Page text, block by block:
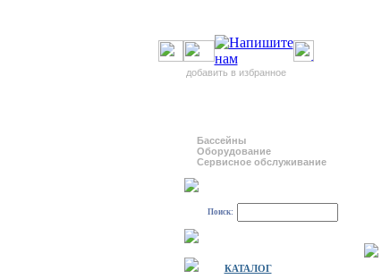
добавить в избранное
Бассейны
Оборудование
Сервисное обслуживание
Поиск:
КАТАЛОГ